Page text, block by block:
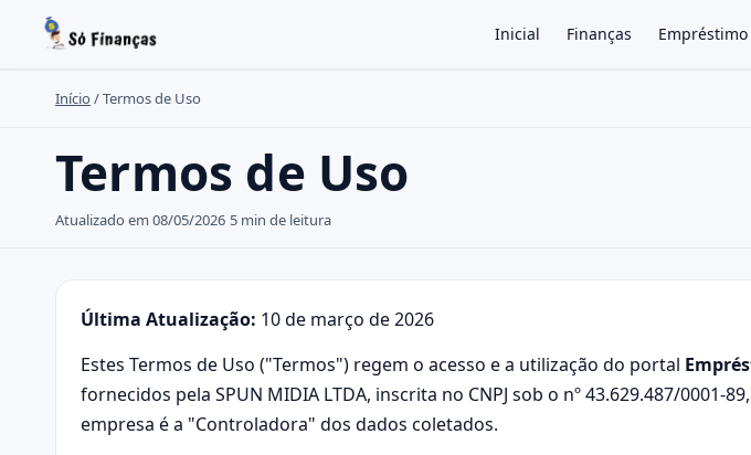
Inicial Finanças Empréstimo
Buscar no site
Buscar por:
Início /Termos de Uso
Termos de Uso
Atualizado em 08/05/2026 5 min de leitura
Última Atualização: 10 de março de 2026
Estes Termos de Uso ("Termos") regem o acesso e a utilização do portal
fornecidos pela SPUN MIDIA LTDA, inscrita no CNPJ sob o nº 43.629.487/
empresa é a "Controladora" dos dados coletados.